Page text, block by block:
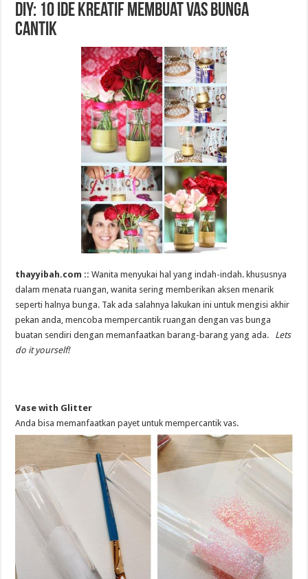
DIY: 10 Ide Kreatif Membuat Vas Bunga
Cantik
thayyibah.com ::Wanita menyukai hal yang indah-indah. khususnya
dalam menata ruangan, wanita sering memberikan aksen menarik
seperti halnya bunga. Tak ada salahnya lakukan ini untuk mengisi akhir
pekan anda, mencoba mempercantik ruangan dengan vas bunga
buatan sendiri dengan memanfaatkan barang-barang yang ada.
Lets
do it yourself!
Vase with Glitter
Anda bisa memanfaatkan payet untuk mempercantik vas.